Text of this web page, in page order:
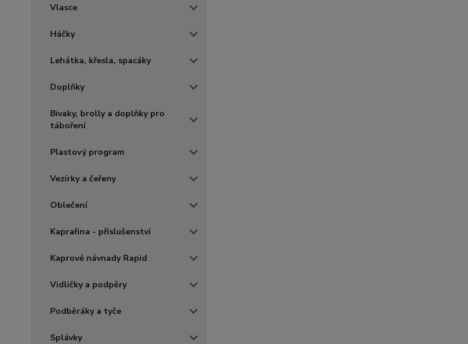
Vlasce
Háčky
Lehátka, křesla, spacáky
Doplňky
Bivaky, brolly a doplňky pro
táboření
Plastový program
Vezírky a čeřeny
Oblečení
Kaprařina - příslušenství
Kaprové návnady Rapid
Vidličky a podpěry
Podběráky a tyče
Splávky